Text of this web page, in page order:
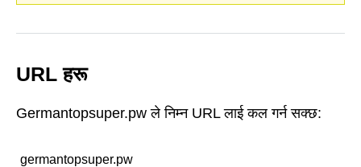
URL हरू
Germantopsuper.pw ले निम्न URL लाई कल गर्न सक्छ:
germantopsuper.pw